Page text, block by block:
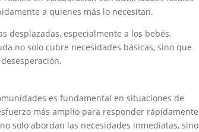
a quienes más lo necesitan.
desplazadas, especialmente a los bebés,
no solo cubre necesidades básicas, sino que
es fundamental en situaciones de
más amplio para responder rápidamente
solo abordan las necesidades inmediatas, sino